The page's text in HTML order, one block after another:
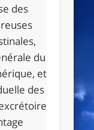
des
du
et
des